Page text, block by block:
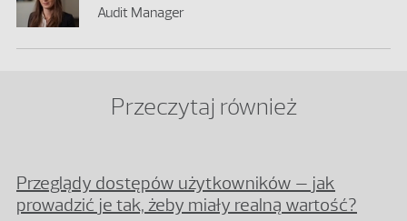
Audit Manager
Przeczytaj również
Przeglądy dostępów użytkowników – jak
prowadzić je tak, żeby miały realną wartość?